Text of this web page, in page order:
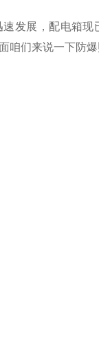
发展，配电箱
咱们来说一下防